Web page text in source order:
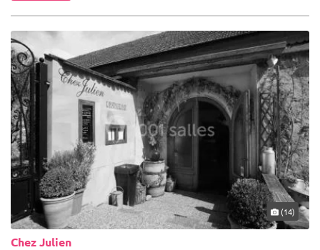
(14)
Chez Julien